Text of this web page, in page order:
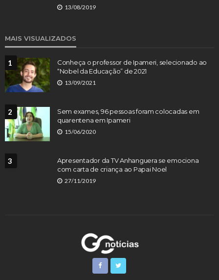
13/08/2019
MAIS VISUALIZADOS
1
Conheça o professor de Ipameri, selecionado ao
“Nobel da Educação” de 2021
13/09/2021
2
Sem exames, 96 pessoas foram colocadas em
quarentena em Ipameri
15/06/2020
3
Apresentador da TV Anhanguera se emociona
com carta de criança ao Papai Noel
27/11/2019